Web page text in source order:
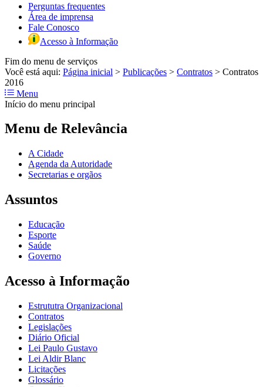
Perguntas frequentes
Área de imprensa
Fale Conosco
Acesso à Informação
Fim do menu de serviços
Você está aqui: Página inicial > Publicações > Contratos > Contratos
2016
Menu
Início do menu principal
Menu de Relevância
A Cidade
Agenda da Autoridade
Secretarias e orgãos
Assuntos
Educação
Esporte
Saúde
Governo
Acesso à Informação
Estrututra Organizacional
Contratos
Legislações
Diário Oficial
Lei Paulo Gustavo
Lei Aldir Blanc
Licitações
Glossário